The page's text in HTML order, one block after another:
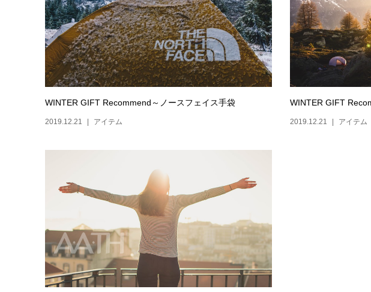
WINTER GIFT Recommend～ノースフェイス手袋
2019.12.21 アイテム
WINTER GIFT
2019.12.21 アイテム